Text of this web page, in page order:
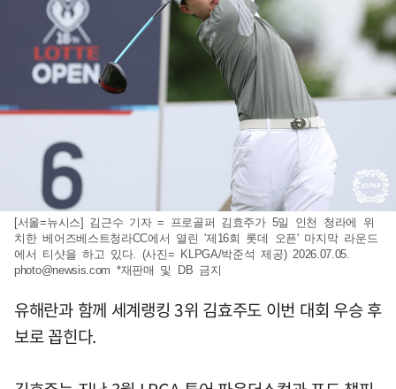
[서울=뉴시스] 김근수 기자 = 프로골퍼 김효주가 5일 인천 청라에 위
치한 베어즈베스트청라CC에서 열린 '제16회 롯데 오픈' 마지막 라운드
에서 티샷을 하고 있다. (사진= KLPGA/박준석 제공) 2026.07.05.
photo@newsis.com *재판매 및 DB 금지
유해란과 함께 세계랭킹 3위 김효주도 이번 대회 우승 후
보로 꼽힌다.